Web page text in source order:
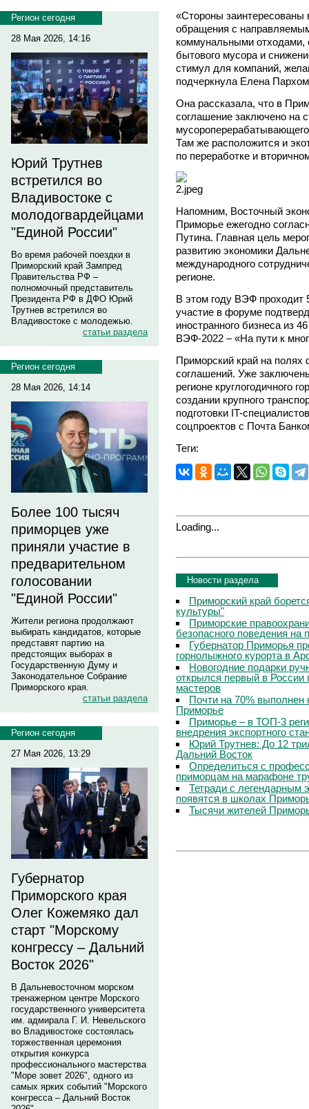
Регион сегодня
28 Мая 2026, 14:16
Юрий Трутнев
встретился во
Владивостоке с
молодогвардейцами
"Единой России"
Во время рабочей поездки в
Приморский край Зампред
Правительства РФ –
полномочный представитель
Президента РФ в ДФО Юрий
Трутнев встретился во
Владивостоке с молодежью.
статьи раздела
Регион сегодня
28 Мая 2026, 14:14
Более 100 тысяч
приморцев уже
приняли участие в
предварительном
голосовании
"Единой России"
Жители региона продолжают
выбирать кандидатов, которые
представят партию на
предстоящих выборах в
Государственную Думу и
Законодательное Собрание
Приморского края.
статьи раздела
Регион сегодня
27 Мая 2026, 13:29
Губернатор
Приморского края
Олег Кожемяко дал
старт "Морскому
конгрессу – Дальний
Восток 2026"
В Дальневосточном морском
тренажерном центре Морского
государственного университета
им. адмирала Г. И. Невельского
во Владивостоке состоялась
торжественная церемония
открытия конкурса
профессионального мастерства
"Море зовет 2026", одного из
самых ярких событий "Морского
конгресса – Дальний Восток
«Стороны
обращения с
коммунальными отходами,
бытового мусора и
стимул для компаний,
подчеркнула Елена
Она рассказала, что в
соглашение заключено на
Там же расположится и
по переработке и
Напомним, Восточный
Приморье ежегодно
Путина. Главная цель
развитию экономики
международного
регионе.
В этом году ВЭФ проходит
участие в форуме
иностранного бизнеса из
ВЭФ-2022 – «На пути к
Приморский край на полях
соглашений. Уже
регионе круглогодичного
создании крупного
подготовки IT-
соцпроектов с Почта
Теги:
Loading...
Новости раздела
Приморский край
культуры"
Приморские
безопасного поведения
Губернатор Приморья
горнолыжного курорта в
Новогодние подарки
открылся первый в России
мастеров
Почти на 70%
Приморье
Приморье – в ТОП-3
внедрения экспортного
Юрий Трутнев: До 12
Дальний Восток
Определиться с
приморцам на марафоне
Тетради с легендарным
появятся в школах
Тысячи жителей